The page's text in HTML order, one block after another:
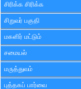
சிரிக்க சிரிக்க
சிறுவர் பகுதி
மகளிர் மட்டும்
சமையல்
மருத்துவம்
புத்தகப் பார்வை